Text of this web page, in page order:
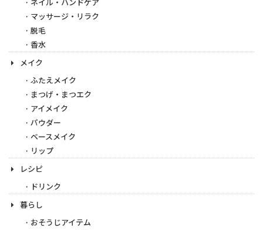
マッサージ・リラク
脱毛
香水
メイク
ふたえメイク
まつげ・まつエク
アイメイク
パウダー
ベースメイク
リップ
レシピ
ドリンク
暮らし
おそうじアイテム